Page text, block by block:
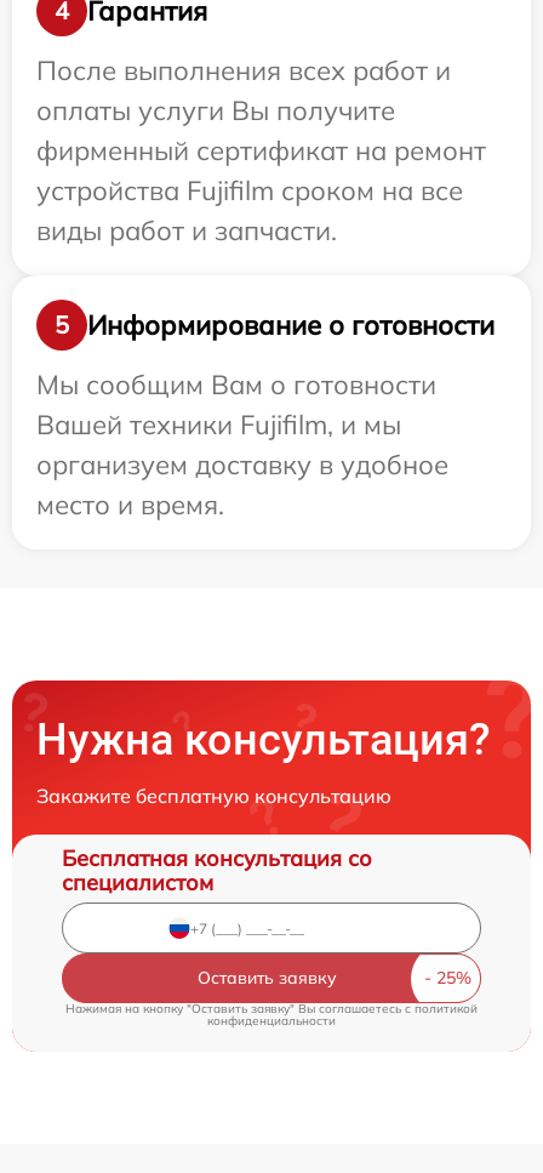
4
Гарантия
После выполнения всех работ и
оплаты услуги Вы получите
фирменный сертификат на ремонт
устройства Fujifilm сроком на все
виды работ и запчасти.
5
Информирование о готовности
Мы сообщим Вам о готовности
Вашей техники Fujifilm, и мы
организуем доставку в удобное
место и время.
Нужна консультация?
Закажите бесплатную консультацию
Бесплатная консультация со
специалистом
Оставить заявку
Нажимая на кнопку "Оставить заявку" Вы соглашаетесь c политикой
конфиденциальности